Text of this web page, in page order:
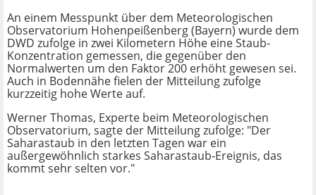
An einem Messpunkt über dem Meteorologischen
Observatorium Hohenpeißenberg (Bayern) wurde dem
DWD zufolge in zwei Kilometern Höhe eine Staub-
Konzentration gemessen, die gegenüber den
Normalwerten um den Faktor 200 erhöht gewesen sei.
Auch in Bodennähe fielen der Mitteilung zufolge
kurzzeitig hohe Werte auf.
Werner Thomas, Experte beim Meteorologischen
Observatorium, sagte der Mitteilung zufolge: "Der
Saharastaub in den letzten Tagen war ein
außergewöhnlich starkes Saharastaub-Ereignis, das
kommt sehr selten vor."